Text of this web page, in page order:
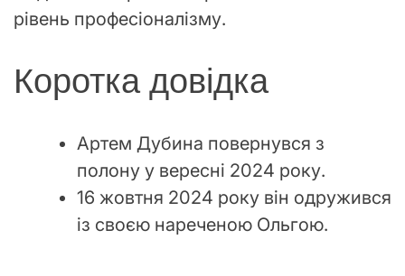
рівень професіоналізму.
Коротка довідка
Артем Дубина повернувся з
полону у вересні 2024 року.
16 жовтня 2024 року він одружився
із своєю нареченою Ольгою.